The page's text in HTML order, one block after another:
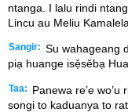
ntanga. I lalu rindi
Lincu au Meliu
Sangir: Su wahageang
piạ huange isẹ̌sěbạ
Taa:
Panewa re’e wo’u
songi to kaduanya to